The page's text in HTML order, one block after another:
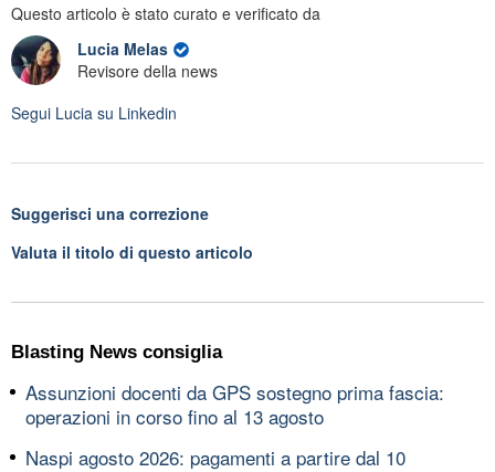
Questo articolo è stato curato e verificato da
Lucia Melas
Revisore della news
Segui Lucia su Linkedin
Suggerisci una correzione
Valuta il titolo di questo articolo
Blasting News consiglia
Assunzioni docenti da GPS sostegno prima fascia:
operazioni in corso fino al 13 agosto
Naspi agosto 2026: pagamenti a partire dal 10